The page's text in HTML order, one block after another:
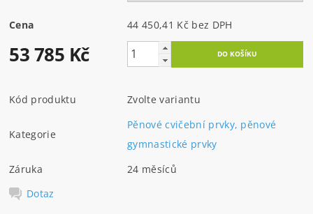
Cena 44 450,41 Kč bez DPH
53 785 Kč
Kód produktu Zvolte variantu
Kategorie
Pěnové cvičební prvky, pěnové
gymnastické prvky
Záruka
24 měsíců
Dotaz